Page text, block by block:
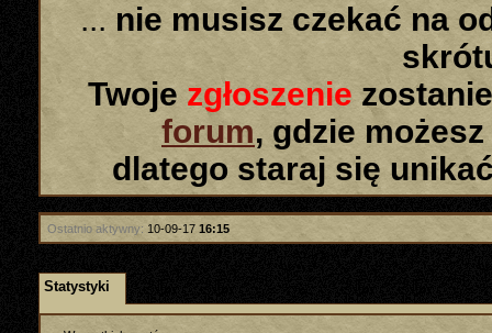
... nie musisz czekać na
Twoje zgłoszenie
forum, gdzie
dlatego staraj się
Ostatnio aktywny: 10-09-17 16:15
Statystyki